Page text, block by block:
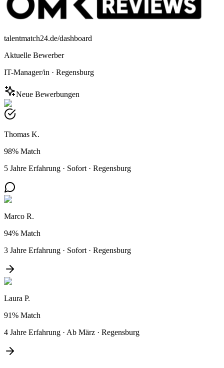
talentmatch24.de/dashboard
Aktuelle Bewerber
IT-Manager/in · Regensburg
Neue Bewerbungen
Thomas K.
98% Match
5 Jahre Erfahrung · Sofort · Regensburg
Marco R.
94% Match
3 Jahre Erfahrung · Sofort · Regensburg
Laura P.
91% Match
4 Jahre Erfahrung · Ab März · Regensburg